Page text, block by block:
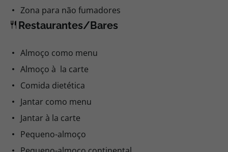
Zona para não fumadores
Restaurantes/Bares
Almoço como menu
Almoço à la carte
Comida dietética
Jantar como menu
Jantar à la carte
Pequeno-almoço